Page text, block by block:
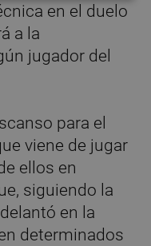
en el duelo
a la
jugador del
para el
viene de jugar
ellos en
siguiendo la
en la
determinados